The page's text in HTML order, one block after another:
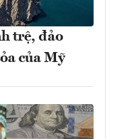
trệ, đảo
của Mỹ